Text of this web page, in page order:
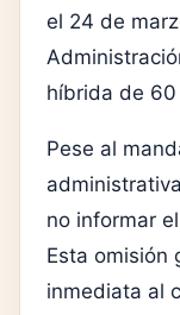
el 24 de
híbrida de
Pese al
no informar
Esta omisión
inmediata al